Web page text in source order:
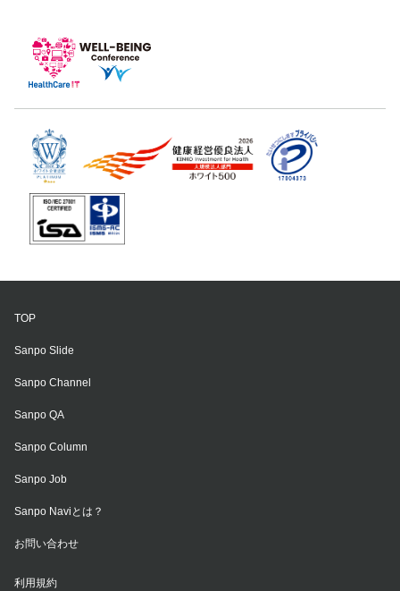
TOP
Sanpo Slide
Sanpo Channel
Sanpo QA
Sanpo Column
Sanpo Job
Sanpo Naviとは？
お問い合わせ
利用規約